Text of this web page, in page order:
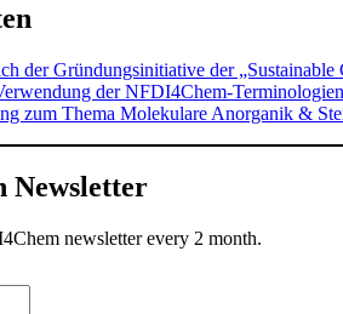
der Gründungsinitiative der
der NFDI4Chem-
zum Thema Molekulare Anorganik &
Newsletter
newsletter every 2 month.